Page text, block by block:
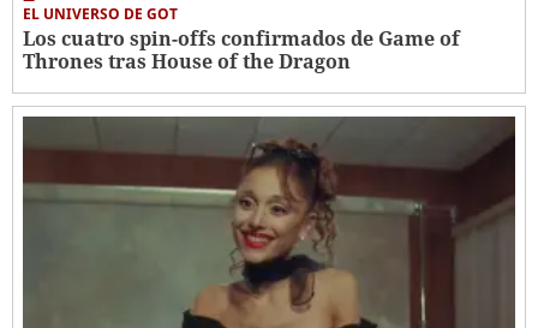
EL UNIVERSO DE GOT
Los cuatro spin-offs confirmados de Game of
Thrones tras House of the Dragon